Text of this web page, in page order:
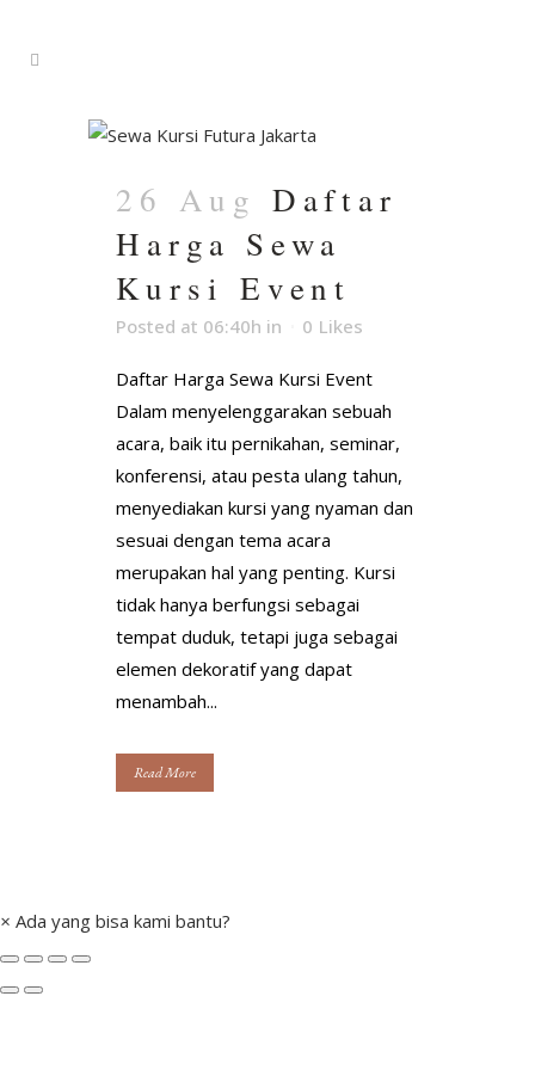
26 Aug Daftar
Harga Sewa
Kursi Event
Posted at 06:40h in 0 Likes
Daftar Harga Sewa Kursi Event
Dalam menyelenggarakan sebuah
acara, baik itu pernikahan, seminar,
konferensi, atau pesta ulang tahun,
menyediakan kursi yang nyaman dan
sesuai dengan tema acara
merupakan hal yang penting. Kursi
tidak hanya berfungsi sebagai
tempat duduk, tetapi juga sebagai
elemen dekoratif yang dapat
menambah...
Read More
× Ada yang bisa kami bantu?